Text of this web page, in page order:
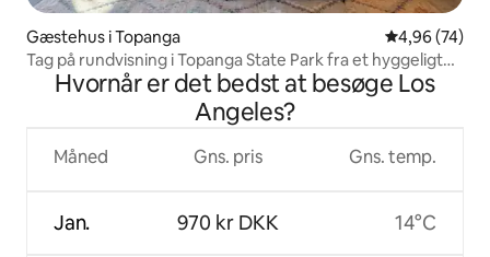
Gæstehus i Topanga 4,96 ud af 5 i
4,96 (74)
Tag på rundvisning i Topanga State Park fra et hyggeligt
bjerghjem
Hvornår er det bedst at besøge Los
Angeles?
Måned
Jan.
Gns. pris
970 kr DKK
Gns. temp.
14°C